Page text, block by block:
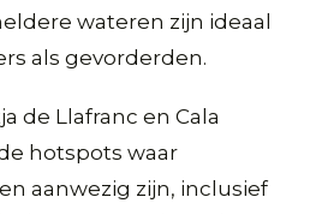
wateren zijn ideaal
als gevorderden.
de Llafranc en Cala
hotspots waar
aanwezig zijn, inclusief